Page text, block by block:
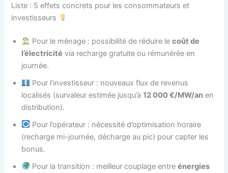
Liste : 5 effets concrets pour les consommateurs et
investisseurs
Pour le ménage : possibilité de réduire lecoût de
l’électricité via recharge gratuite ou rémunérée en
journée.
Pour l’investisseur : nouveaux flux de revenus
localisés (survaleur estimée jusqu’à12 000 €/MW/an en
distribution).
Pour l’opérateur : nécessité d’optimisation horaire
(recharge mi-journée, décharge au pic) pour capter les
bonus.
Pour la transition : meilleur couplage entreénergies